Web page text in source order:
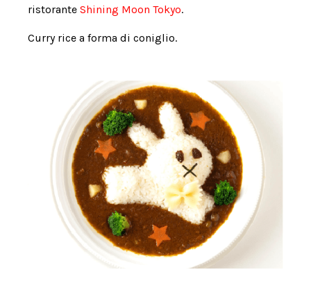
ristorante Shining Moon Tokyo.
Curry rice a forma di coniglio.